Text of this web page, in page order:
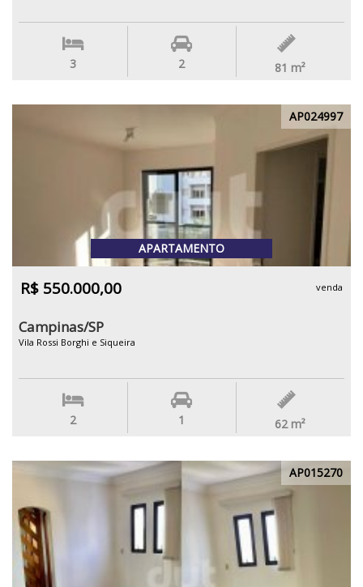
3 2 81 m²
AP024997
APARTAMENTO
R$ 550.000,00 venda
Campinas/SP
Vila Rossi Borghi e Siqueira
2 1 62 m²
AP015270